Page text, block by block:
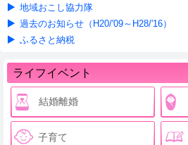
地域おこし協力隊
過去のお知らせ（H20/'09～H28/'16）
ふるさと納税
ライフイベント
結婚離婚
子育て